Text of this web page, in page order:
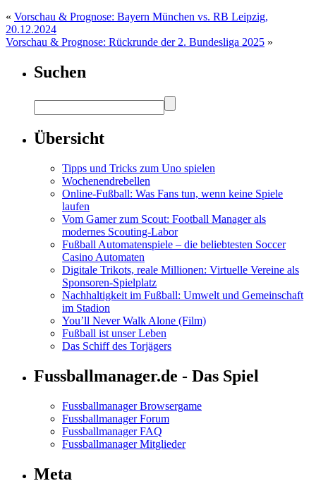
« Vorschau & Prognose: Bayern München vs. RB Leipzig,
20.12.2024
Vorschau & Prognose: Rückrunde der 2. Bundesliga 2025 »
Suchen
Übersicht
Tipps und Tricks zum Uno spielen
Wochenendrebellen
Online-Fußball: Was Fans tun, wenn keine Spiele
laufen
Vom Gamer zum Scout: Football Manager als
modernes Scouting-Labor
Fußball Automatenspiele – die beliebtesten Soccer
Casino Automaten
Digitale Trikots, reale Millionen: Virtuelle Vereine als
Sponsoren-Spielplatz
Nachhaltigkeit im Fußball: Umwelt und Gemeinschaft
im Stadion
You’ll Never Walk Alone (Film)
Fußball ist unser Leben
Das Schiff des Torjägers
Fussballmanager.de - Das Spiel
Fussballmanager Browsergame
Fussballmanager Forum
Fussballmanager FAQ
Fussballmanager Mitglieder
Meta